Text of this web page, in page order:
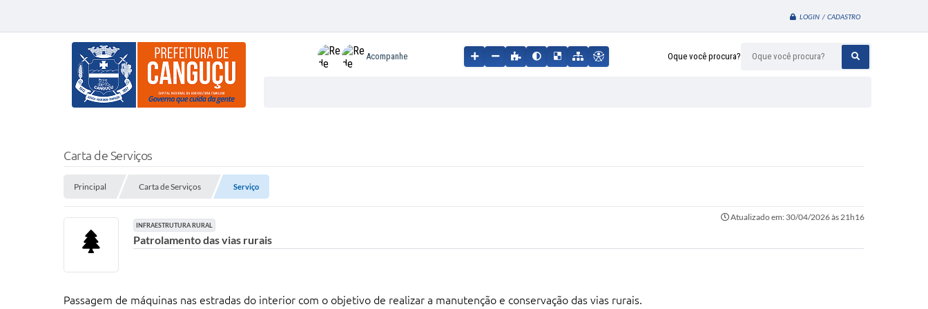
LOGIN / CADASTRO
Oque você procura?
Acompanhe
Carta de Serviços
Principal Carta de Serviços Serviço
Atualizado em: 30/04/2026 às 21h16
INFRAESTRUTURA RURAL
Patrolamento das vias rurais
Passagem de máquinas nas estradas do interior com o objetivo de realizar a manutenção e conservação das vias rurais.